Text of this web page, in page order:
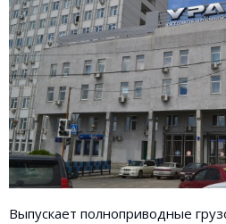
Выпускает полноприводные